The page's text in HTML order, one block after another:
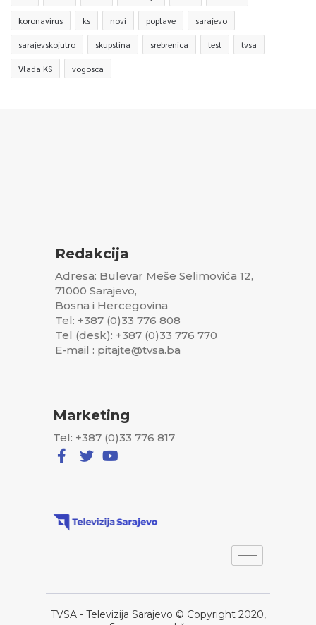
koronavirus ks novi poplave sarajevo
sarajevskojutro skupstina srebrenica test tvsa
Vlada KS vogosca
Redakcija
Adresa: Bulevar Meše Selimovića 12,
71000 Sarajevo,
Bosna i Hercegovina
Tel: +387 (0)33 776 808
Tel (desk): +387 (0)33 776 770
E-mail : pitajte@tvsa.ba
Marketing
Tel: +387 (0)33 776 817
TVSA - Televizija Sarajevo © Copyright 2020,